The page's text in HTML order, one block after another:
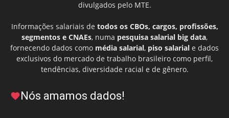
divulgados pelo MTE.
Informações salariais de todos os CBOs, cargos, profissões,
segmentos e CNAEs, numa pesquisa salarial big data,
fornecendo dados como média salarial, piso salarial e dados
exclusivos do mercado de trabalho brasileiro como perfil,
tendências, diversidade racial e de gênero.
Nós amamos dados!